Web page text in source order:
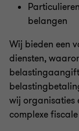
belangen
Wij bieden een
diensten,
wij organisaties
complexe